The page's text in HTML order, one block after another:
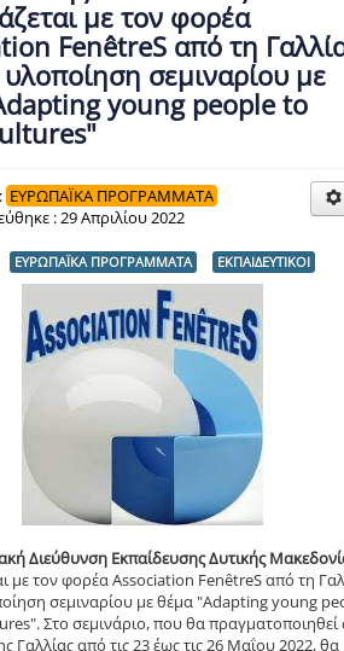
με τον φορέα
FenêtreS από τη
υλοποίηση σεμιναρίου με
young people to
ΕΥΡΩΠΑΪΚΑ ΠΡΟΓΡΑΜΜΑΤΑ
: 29 Απριλίου 2022
ΕΥΡΩΠΑΪΚΑ ΠΡΟΓΡΑΜΜΑΤΑ ΕΚΠΑΙΔΕΥΤΙΚΟΙ
Διεύθυνση Εκπαίδευσης Δυτικής
με τον φορέα Association FenêtreS από τη
σεμιναρίου με θέμα "Adapting young
Στο σεμινάριο, που θα πραγματοποιηθεί
Γαλλίας από τις 23 έως τις 26 Μαΐου 2022, θα